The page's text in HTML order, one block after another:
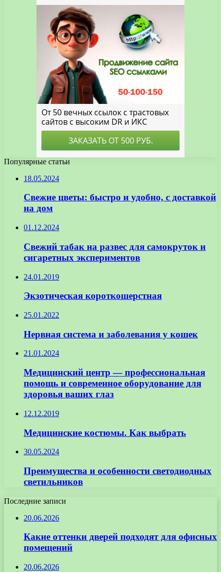
Популярные статьи
18.05.2024
Свежие цветы: быстро и удобно, с доставкой
на дом
01.12.2024
Свежий табак на развес для самокруток и
сигаретных экспериментов
24.01.2019
Экзотическая короткошерстная
25.01.2022
Нервная система и заболевания у кошек
21.01.2024
Медицинский центр — профессиональная
помощь и современное оборудование для
здоровья ваших глаз
12.12.2019
Медицинские костюмы. Как выбрать
30.05.2024
Преимущества и особенности светодиодных
светильников
Последние записи
20.06.2026
Какие оттенки дверей подходят для офисных
помещений
20.06.2026